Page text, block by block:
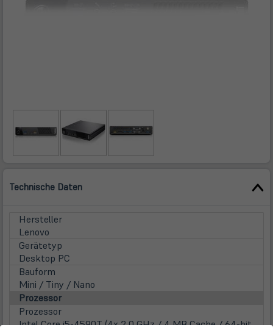
Technische Daten
Hersteller
Lenovo
Gerätetyp
Desktop PC
Bauform
Mini / Tiny / Nano
Prozessor
Prozessor
Intel Core i5-4590T (4x 2,0 GHz / 4 MB Cache / 64-bit